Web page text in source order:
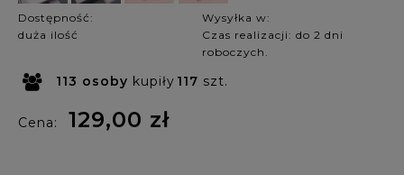
Dostępność:
duża ilość
Wysyłka w:
Czas realizacji: do 2 dni
roboczych.
113 osoby kupiły 117 szt.
Cena: 129,00 zł